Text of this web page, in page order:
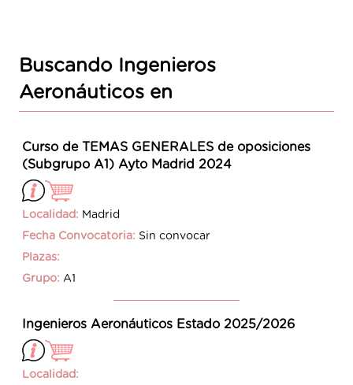
Buscando Ingenieros
Aeronáuticos en
Curso de TEMAS GENERALES de oposiciones
(Subgrupo A1) Ayto Madrid 2024
Localidad: Madrid
Fecha Convocatoria: Sin convocar
Plazas:
Grupo: A1
Ingenieros Aeronáuticos Estado 2025/2026
Localidad: